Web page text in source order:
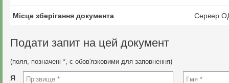
Місце зберігання документа Сервер
Подати запит на цей документ
(поля, позначені *, є обов'язковими для заповнення)
Я